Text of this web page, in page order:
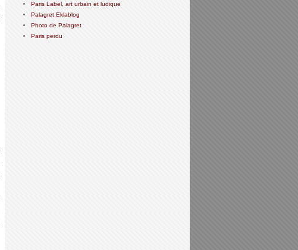
Paris Label, art urbain et ludique
Palagret Eklablog
Photo de Palagret
Paris perdu